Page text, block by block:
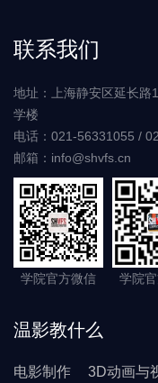
联系我们
地址：上海静安区延长路
学楼
电话：021-56331055 /
邮箱：info@shvfs.cn
学院官方微信 学院
温影教什么
电影制作 3D动画与